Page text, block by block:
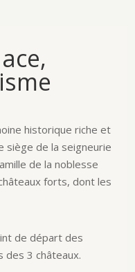
historique riche et
siège de la seigneurie
de la noblesse
forts, dont les
de départ des
des 3 châteaux.